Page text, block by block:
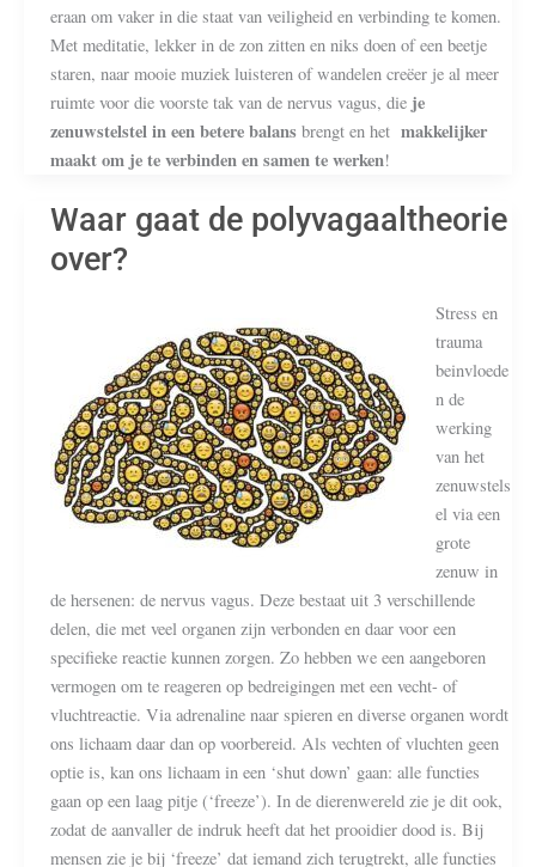
eraan om vaker in die staat van veiligheid en verbinding te komen.
Met meditatie, lekker in de zon zitten en niks doen of een beetje
staren, naar mooie muziek luisteren of wandelen creëer je al meer
ruimte voor die voorste tak van de nervus vagus, dieje
zenuwstelstel in een betere balansbrengt en het makkelijker
maakt om je te verbinden en samen te werken!
Waar gaat de polyvagaaltheorie
over?
Stress en
trauma
beinvloede
n de
werking
van het
zenuwstels
el via een
grote
zenuw in
de hersenen: de nervus vagus. Deze bestaat uit 3 verschillende
delen, die met veel organen zijn verbonden en daar voor een
specifieke reactie kunnen zorgen. Zo hebben we een aangeboren
vermogen om te reageren op bedreigingen met een vecht- of
vluchtreactie. Via adrenaline naar spieren en diverse organen wordt
ons lichaam daar dan op voorbereid. Als vechten of vluchten geen
optie is, kan ons lichaam in een ‘shut down’ gaan: alle functies
gaan op een laag pitje (‘freeze’). In de dierenwereld zie je dit ook,
zodat de aanvaller de indruk heeft dat het prooidier dood is. Bij
mensen zie je bij ‘freeze’ dat iemand zich terugtrekt, alle functies